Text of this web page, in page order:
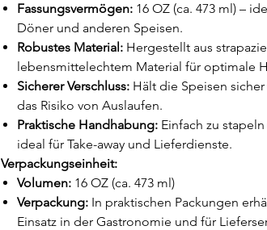
Fassungsvermögen: 16 OZ (ca. 473 ml) –
Döner und anderen Speisen.
Robustes Material: Hergestellt aus
lebensmittelechtem Material für optimale
Sicherer Verschluss: Hält die Speisen
das Risiko von Auslaufen.
Praktische Handhabung: Einfach zu
ideal für Take-away und Lieferdienste.
Verpackungseinheit:
Volumen: 16 OZ (ca. 473 ml)
Verpackung: In praktischen Packungen
Einsatz in der Gastronomie und für